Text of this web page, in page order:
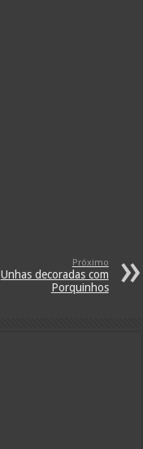
Próximo
Unhas decoradas com
Porquinhos